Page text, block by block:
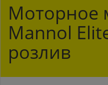
Моторное
Mannol
розлив